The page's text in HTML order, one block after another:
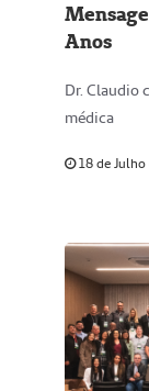
Anos
Dr. Claudio
médica
18 de